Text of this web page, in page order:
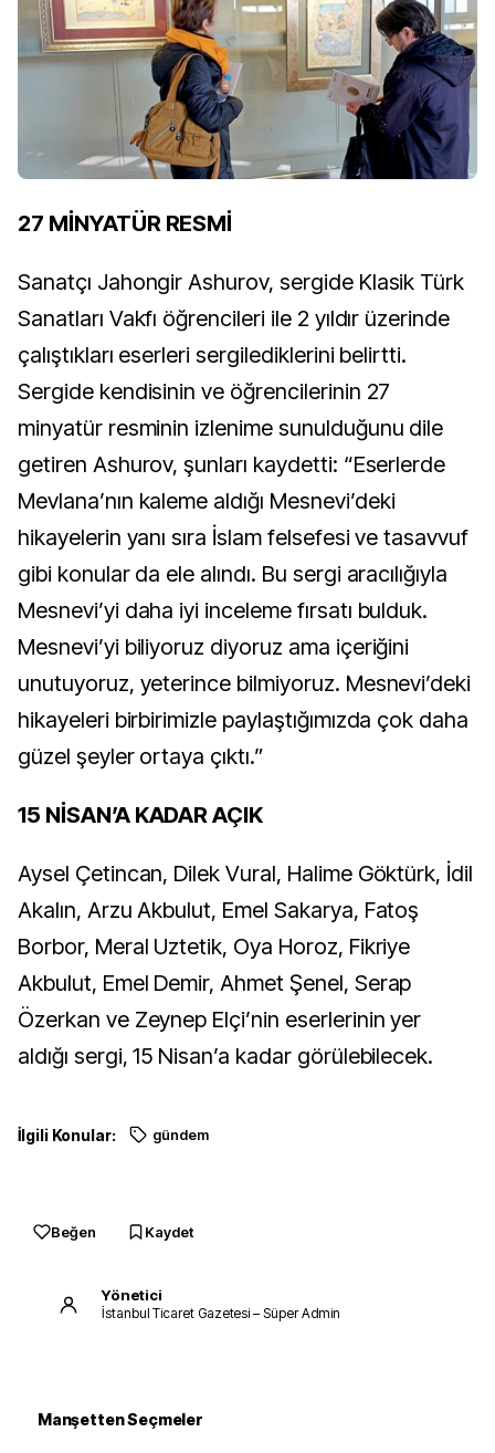
27 MİNYATÜR RESMİ
Sanatçı Jahongir Ashurov, sergide Klasik Türk
Sanatları Vakfı öğrencileri ile 2 yıldır üzerinde
çalıştıkları eserleri sergilediklerini belirtti.
Sergide kendisinin ve öğrencilerinin 27
minyatür resminin izlenime sunulduğunu dile
getiren Ashurov, şunları kaydetti: “Eserlerde
Mevlana’nın kaleme aldığı Mesnevi’deki
hikayelerin yanı sıra İslam felsefesi ve tasavvuf
gibi konular da ele alındı. Bu sergi aracılığıyla
Mesnevi’yi daha iyi inceleme fırsatı bulduk.
Mesnevi’yi biliyoruz diyoruz ama içeriğini
unutuyoruz, yeterince bilmiyoruz. Mesnevi’deki
hikayeleri birbirimizle paylaştığımızda çok daha
güzel şeyler ortaya çıktı.”
15 NİSAN’A KADAR AÇIK
Aysel Çetincan, Dilek Vural, Halime Göktürk, İdil
Akalın, Arzu Akbulut, Emel Sakarya, Fatoş
Borbor, Meral Uztetik, Oya Horoz, Fikriye
Akbulut, Emel Demir, Ahmet Şenel, Serap
Özerkan ve Zeynep Elçi’nin eserlerinin yer
aldığı sergi, 15 Nisan’a kadar görülebilecek.
İlgili Konular: gündem
Beğen Kaydet
Yönetici
İstanbul Ticaret Gazetesi – Süper Admin
Manşetten Seçmeler